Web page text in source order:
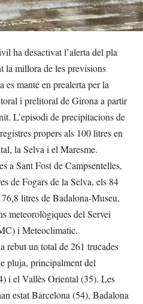
ha desactivat l’alerta del pla
la millora de les previsions
manté en prealerta per la
i prelitoral de Girona a partir
L’episodi de precipitacions de
propers als 100 litres en
la Selva i el Maresme.
a Sant Fost de Campsentelles,
de Fogars de la Selva, els 84
litres de Badalona-Museu,
meteorològiques del Servei
i Meteoclimatic.
rebut un total de 261 trucades
pluja, principalment del
i el Vallès Oriental (35). Les
estat Barcelona (54), Badalona